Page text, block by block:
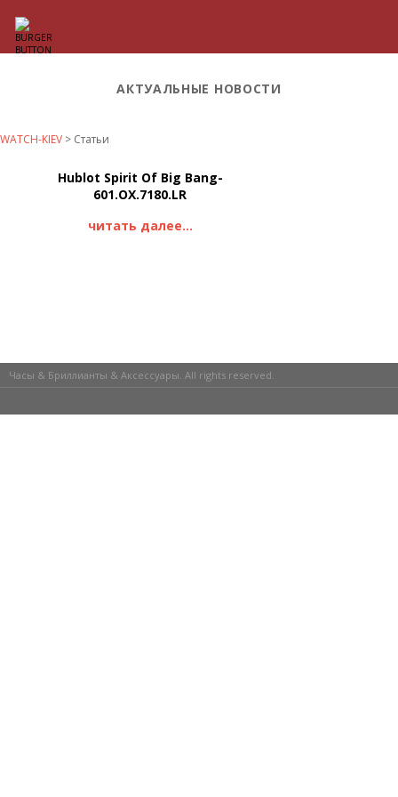
АКТУАЛЬНЫЕ НОВОСТИ
WATCH-KIEV > Статьи
Hublot Spirit Of Big Bang-
601.OX.7180.LR
читать далее...
Часы & Бриллианты & Аксессуары. All rights reserved.